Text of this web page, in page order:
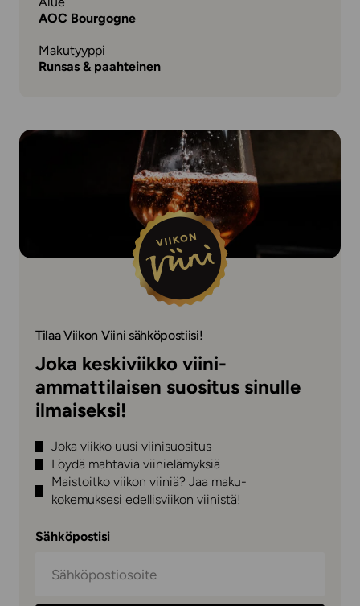
AOC Bourgogne
Makutyyppi
Runsas & paahteinen
Tilaa Viikon Viini sähköpostiisi!
Joka keskiviikko viini-
ammattilaisen suositus sinulle
ilmaiseksi!
Joka viikko uusi viinisuositus
Löydä mahtavia viinielämyksiä
Maistoitko viikon viiniä? Jaa maku-
kokemuksesi edellisviikon viinistä!
Sähköpostisi